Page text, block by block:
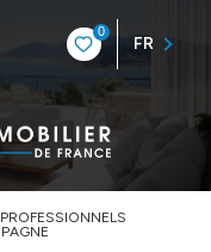
0
FR